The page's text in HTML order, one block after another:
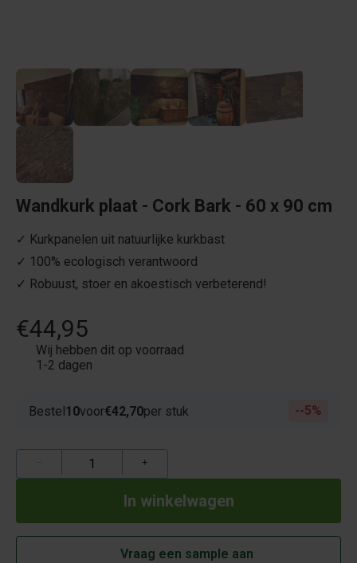
Wandkurk plaat - Cork Bark - 60 x 90 cm
✓ Kurkpanelen uit natuurlijke kurkbast
✓ 100% ecologisch verantwoord
✓ Robuust, stoer en akoestisch verbeterend!
€44,95
Wij hebben dit op voorraad
1-2 dagen
Bestel10voor€42,70per stuk -5%
+
Vraag een sample aan